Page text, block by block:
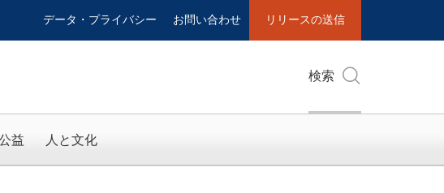
データ・プライバシー お問い合わせ リリースの送信
検索
益 人と文化